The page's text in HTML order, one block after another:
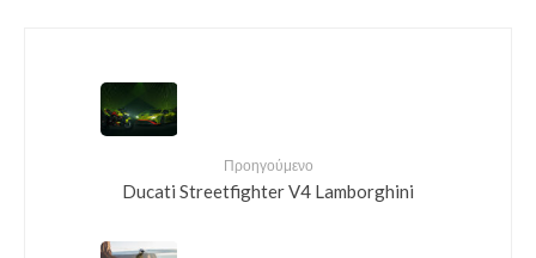
Προηγούμενο
Ducati Streetfighter V4 Lamborghini